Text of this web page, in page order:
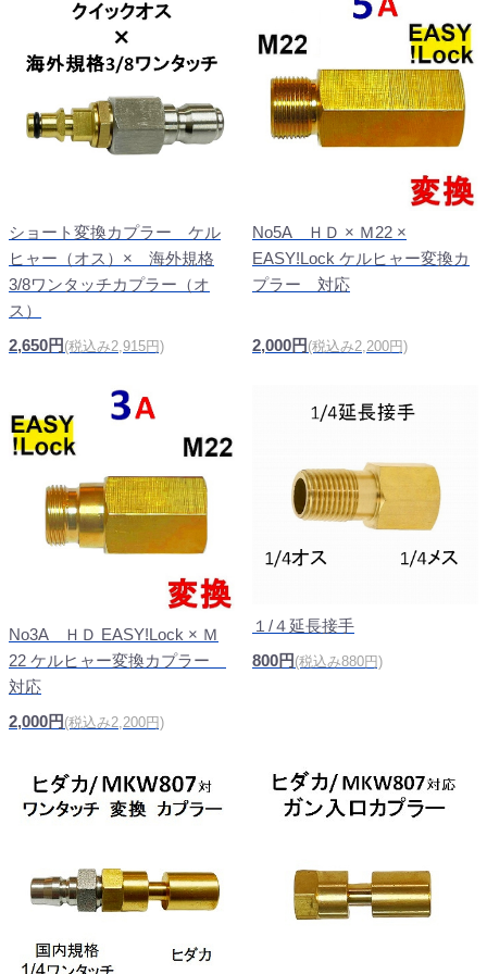
ショート変換カプラー ケル
ヒャー（オス）× 海外規格
3/8ワンタッチカプラー（オ
ス）
2,650円 (税込み2,915円)
No5A ＨＤ × Ｍ22 ×
EASY!Lock ケルヒャー変換カ
プラー 対応
2,000円 (税込み2,200円)
No3A ＨＤ EASY!Lock × Ｍ
22 ケルヒャー変換カプラー
対応
2,000円 (税込み2,200円)
１/４延長接手
800円 (税込み880円)